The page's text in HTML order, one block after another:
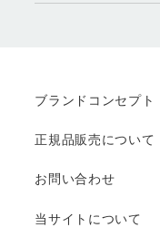
ブランドコンセプト
正規品販売について
お問い合わせ
当サイトについて